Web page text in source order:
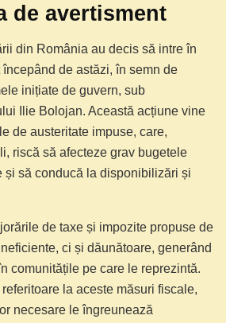
de avertisment
din România au decis să intre în
de astăzi, în semn de
inițiate de guvern, sub
Ilie Bolojan. Această acțiune vine
de austeritate impuse, care,
riscă să afecteze grav bugetele
și să conducă la disponibilizări și
de taxe și impozite propuse de
ci și dăunătoare, generând
comunitățile pe care le reprezintă.
la aceste măsuri fiscale,
necesare le îngreunează